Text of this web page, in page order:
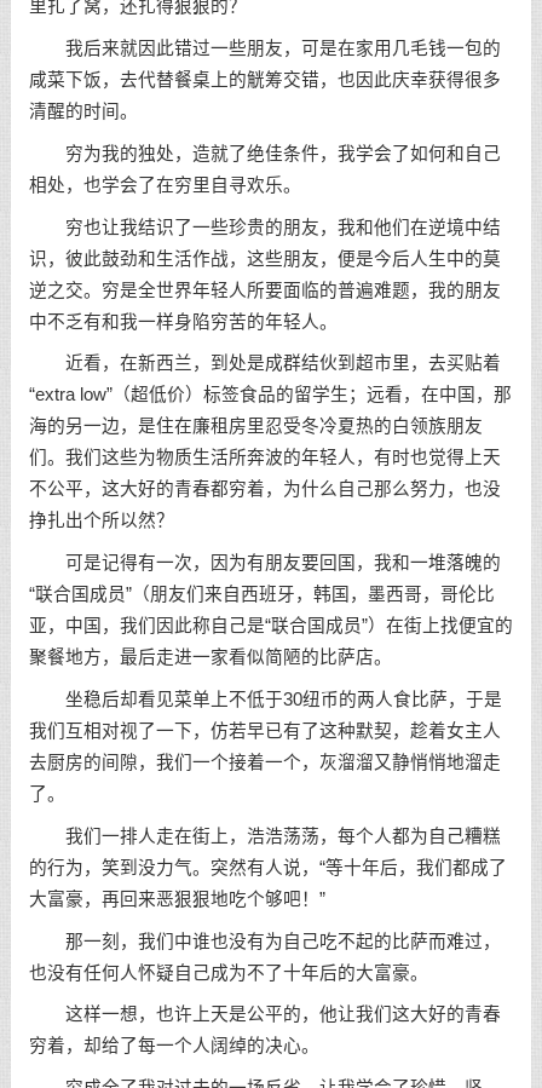
里扎了窝，还扎得狠狠的？
我后来就因此错过一些朋友，可是在家用几毛钱一包的
咸菜下饭，去代替餐桌上的觥筹交错，也因此庆幸获得很多
清醒的时间。
穷为我的独处，造就了绝佳条件，我学会了如何和自己
相处，也学会了在穷里自寻欢乐。
穷也让我结识了一些珍贵的朋友，我和他们在逆境中结
识，彼此鼓劲和生活作战，这些朋友，便是今后人生中的莫
逆之交。穷是全世界年轻人所要面临的普遍难题，我的朋友
中不乏有和我一样身陷穷苦的年轻人。
近看，在新西兰，到处是成群结伙到超市里，去买贴着
“extra low”（超低价）标签食品的留学生；远看，在中国，那
海的另一边，是住在廉租房里忍受冬冷夏热的白领族朋友
们。我们这些为物质生活所奔波的年轻人，有时也觉得上天
不公平，这大好的青春都穷着，为什么自己那么努力，也没
挣扎出个所以然？
可是记得有一次，因为有朋友要回国，我和一堆落魄的
“联合国成员”（朋友们来自西班牙，韩国，墨西哥，哥伦比
亚，中国，我们因此称自己是“联合国成员”）在街上找便宜的
聚餐地方，最后走进一家看似简陋的比萨店。
坐稳后却看见菜单上不低于30纽币的两人食比萨，于是
我们互相对视了一下，仿若早已有了这种默契，趁着女主人
去厨房的间隙，我们一个接着一个，灰溜溜又静悄悄地溜走
了。
我们一排人走在街上，浩浩荡荡，每个人都为自己糟糕
的行为，笑到没力气。突然有人说，“等十年后，我们都成了
大富豪，再回来恶狠狠地吃个够吧！”
那一刻，我们中谁也没有为自己吃不起的比萨而难过，
也没有任何人怀疑自己成为不了十年后的大富豪。
这样一想，也许上天是公平的，他让我们这大好的青春
穷着，却给了每一个人阔绰的决心。